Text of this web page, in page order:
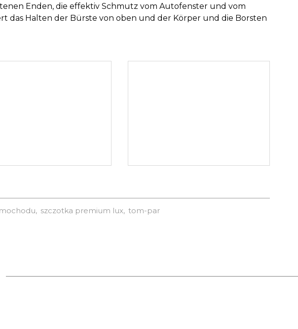
Enden, die effektiv Schmutz vom Autofenster und vom
das Halten der Bürste von oben und der Körper und die Borsten
szczotka premium lux tom-par